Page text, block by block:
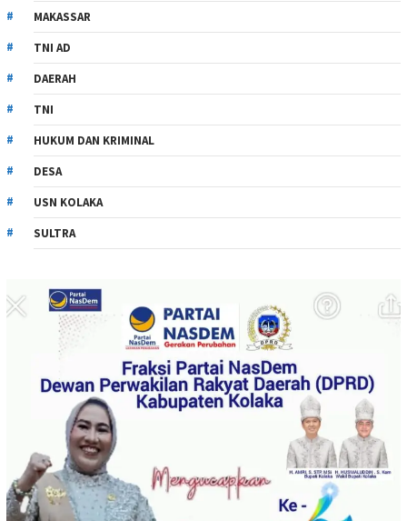
MAKASSAR
TNI AD
DAERAH
TNI
HUKUM DAN KRIMINAL
DESA
USN KOLAKA
SULTRA